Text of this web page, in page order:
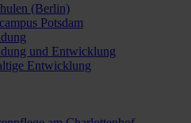
(Berlin)
Potsdam
und Entwicklung
Entwicklung